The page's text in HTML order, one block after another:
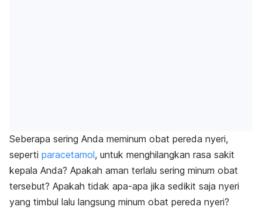
Seberapa sering Anda meminum obat pereda nyeri,
seperti paracetamol, untuk menghilangkan rasa sakit
kepala Anda? Apakah aman terlalu sering minum obat
tersebut? Apakah tidak apa-apa jika sedikit saja nyeri
yang timbul lalu langsung minum obat pereda nyeri?